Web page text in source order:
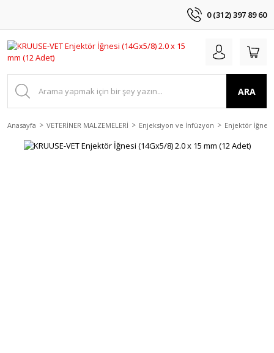
0 (312) 397 89 60
ARA
Anasayfa VETERİNER MALZEMELERİ Enjeksiyon ve İnfüzyon Enjektör